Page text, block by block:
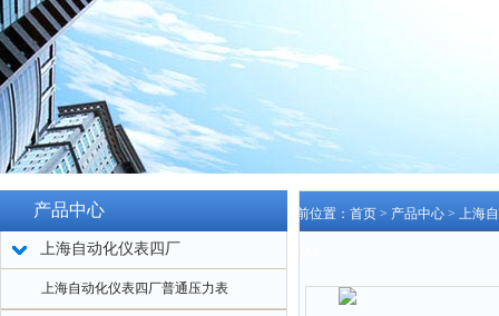
产品中心
上海自动化仪表四厂
上海自动化仪表四厂普通压力表
当前位置： 首页 > 产品中心 > 上海